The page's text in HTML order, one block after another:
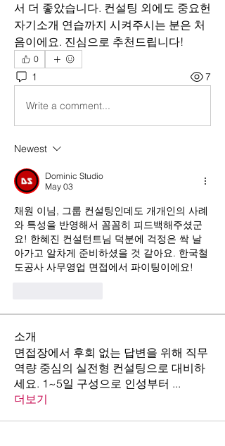
서 더 좋았습니다. 컨설팅 외에도 중요헌
자기소개 연습까지 시켜주시는 분은 처
음이에요. 진심으로 추천드립니다!
0
1 7
Write a comment...
Newest
Dominic Studio
May 03
채원 이님, 그룹 컨설팅인데도 개개인의 사례
와 특성을 반영해서 꼼꼼히 피드백해주셨군
요! 한혜진 컨설턴트님 덕분에 걱정은 싹 날
아가고 알차게 준비하셨을 것 같아요. 한국철
도공사 사무영업 면접에서 파이팅이에요!
소개
면접장에서 후회 없는 답변을 위해 직무
역량 중심의 실전형 컨설팅으로 대비하
세요. 1~5일 구성으로 인성부터 ...
더보기